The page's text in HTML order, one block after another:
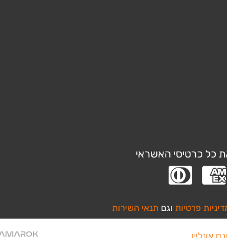
כל כרטיסי האשראי
פרטיות וגם תנאי השירות